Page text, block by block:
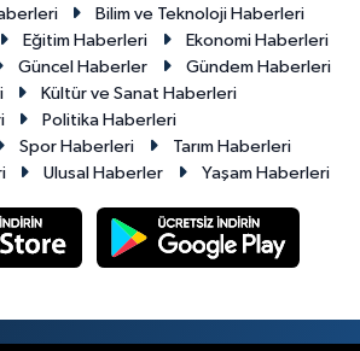
Bilim ve Teknoloji Haberleri
Eğitim Haberleri
Ekonomi Haberleri
Güncel Haberler
Gündem Haberleri
Kültür ve Sanat Haberleri
Politika Haberleri
Spor Haberleri
Tarım Haberleri
Ulusal Haberler Yaşam Haberleri